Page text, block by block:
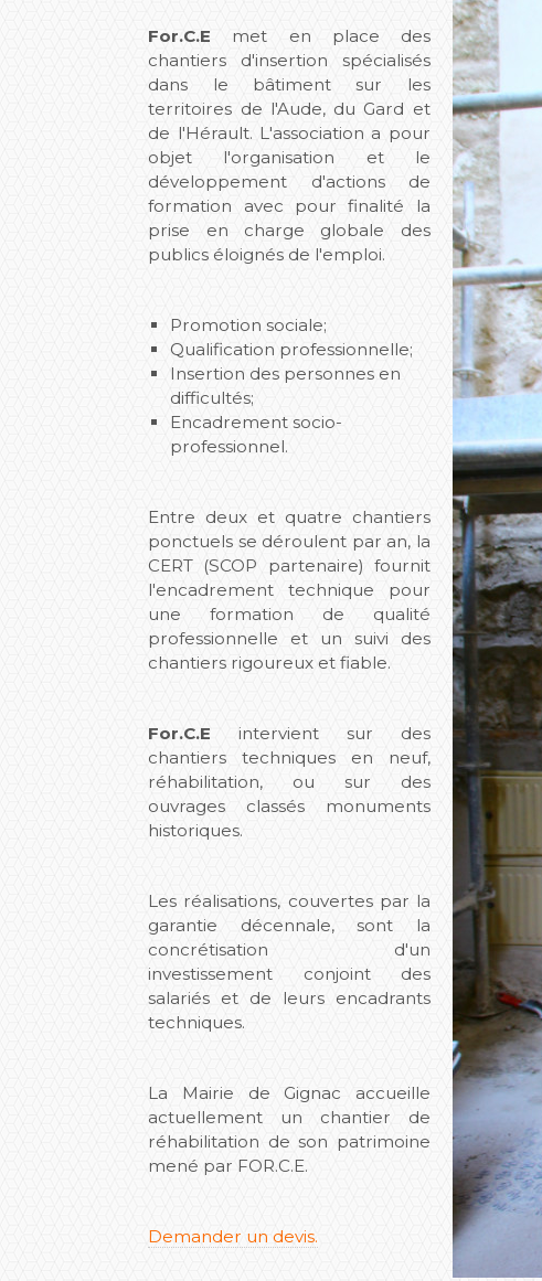
For.C.E met en place des
chantiers d'insertion spécialisés
dans le bâtiment sur les
territoires de l'Aude, du Gard et
de l'Hérault. L'association a pour
objet l'organisation et le
développement d'actions de
formation avec pour finalité la
prise en charge globale des
publics éloignés de l'emploi.
Promotion sociale;
Qualification professionnelle;
Insertion des personnes en
difficultés;
Encadrement socio-
professionnel.
Entre deux et quatre chantiers
ponctuels se déroulent par an, la
CERT (SCOP partenaire) fournit
l'encadrement technique pour
une formation de qualité
professionnelle et un suivi des
chantiers rigoureux et fiable.
For.C.E intervient sur des
chantiers techniques en neuf,
réhabilitation, ou sur des
ouvrages classés monuments
historiques.
Les réalisations, couvertes par la
garantie décennale, sont la
concrétisation d'un
investissement conjoint des
salariés et de leurs encadrants
techniques.
La Mairie de Gignac accueille
actuellement un chantier de
réhabilitation de son patrimoine
mené par FOR.C.E.
Demander un devis.